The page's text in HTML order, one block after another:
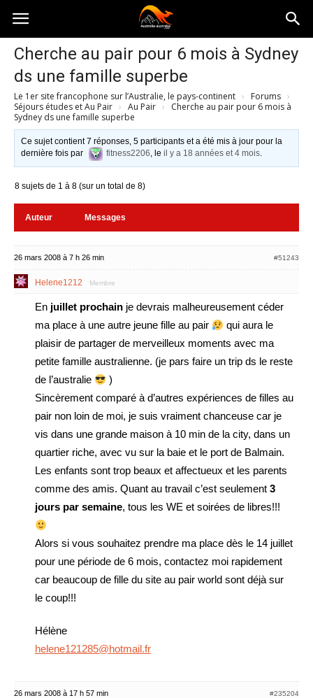
Australia-
australie.com
Cherche au pair pour 6 mois à Sydney
ds une famille superbe
Le 1er site francophone sur l’Australie, le pays-continent › Forums ›
Séjours études et Au Pair › Au Pair ›
Cherche au pair pour 6 mois à
Sydney ds une famille superbe
Ce sujet contient 7 réponses, 5 participants et a été mis à jour pour la
dernière fois par
fitness2206, leil y a 18 années et 4 mois.
8 sujets de 1 à 8 (sur un total de 8)
Auteur Messages
26 mars 2008 à 7 h 26 min #51243
Helene1212 Membre
En juillet prochain je devrais malheureusement céder
ma place à une autre jeune fille au pair
qui aura le
plaisir de partager de merveilleux moments avec ma
petite famille australienne. (je pars faire un trip ds le reste
de l’australie
)
Sincèrement comparé à d’autres expériences de filles au
pair non loin de moi, je suis vraiment chanceuse car je
vis dans une grande maison à 10 min de la city, dans un
quartier riche, avec vu sur la baie et le port de Balmain.
Les enfants sont trop beaux et affectueux et les parents
comme des amis. Quant au travail c’est seulement 3
jours par semaine, tous les WE et soirées de libres!!!
Alors si vous souhaitez prendre ma place dès le 14 juillet
pour une période de 6 mois, contactez moi rapidement
car beaucoup de fille du site au pair world sont déjà sur
le coup!!!
Hélène
helene121285@hotmail.fr
26 mars 2008 à 17 h 57 min #235204